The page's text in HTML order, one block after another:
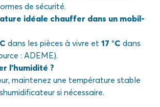
de sécurité.
idéale chauffer dans un mobil-
dans les pièces à vivre et17 °C dans
: ADEME).
l’humidité ?
maintenez une température stable
si nécessaire.